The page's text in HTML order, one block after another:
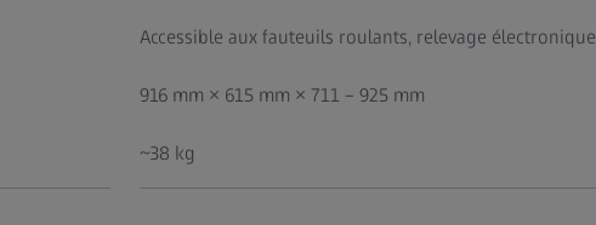
Accessible aux fauteuils roulants, relevage électronique
916 mm × 615 mm × 711 – 925 mm
~38 kg